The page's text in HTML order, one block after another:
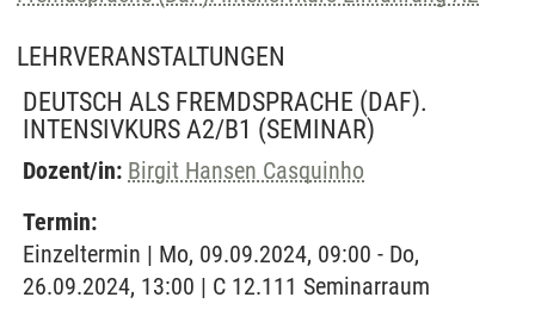
LEHRVERANSTALTUNGEN
DEUTSCH ALS FREMDSPRACHE (DAF).
INTENSIVKURS A2/B1 (SEMINAR)
Dozent/in: Birgit Hansen Casquinho
Termin:
Einzeltermin | Mo, 09.09.2024, 09:00 - Do,
26.09.2024, 13:00 | C 12.111 Seminarraum